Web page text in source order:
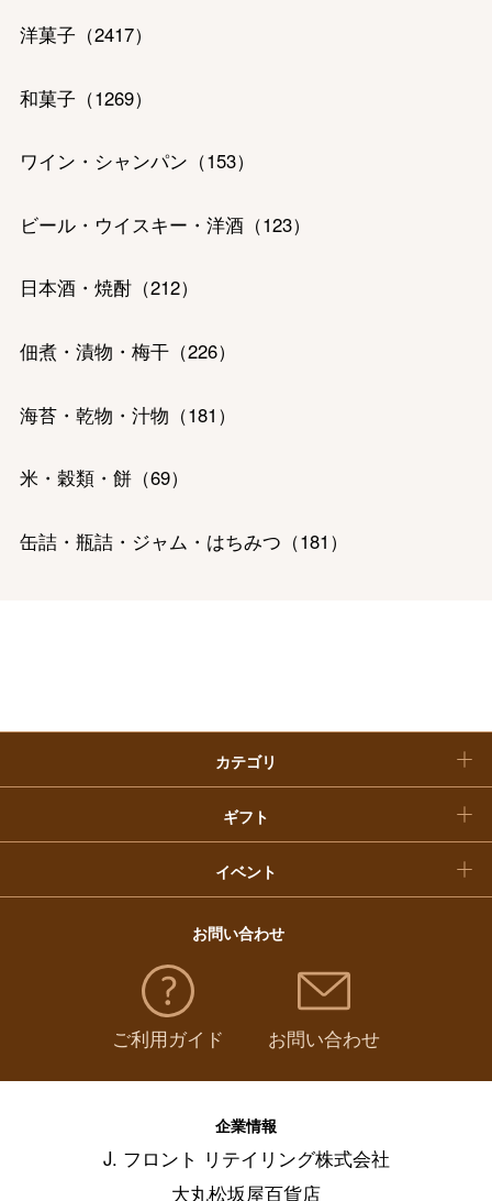
洋菓子 （2417）
和菓子 （1269）
ワイン・シャンパン （153）
ビール・ウイスキー・洋酒（123）
日本酒・焼酎（212）
佃煮・漬物・梅干（226）
海苔・乾物・汁物 （181 ）
米・穀類・餅（69）
缶詰・瓶詰・ジャム・はちみつ （181 ）
惣菜・弁当・鍋（821）
コーヒー・紅茶・日本茶・ドリンク（401）
チーズ・乳製品・冷凍食品 （ 124
フルーツ・野菜（134
麺類・レトルト食品（ 211
美容・健康食品（62
カテゴリ
ビューティー
ファッション
ホーム＆インテリア
ベビー＆キッズ
ギフト
大丸・松坂屋のギフト
出産内祝い
お香典返し
イベント
敬老の日
福袋
お問い合わせ
ご利用ガイド お問い合わせ
企業情報
J. フロント リテイリング株式会社
大丸松坂屋百貨店